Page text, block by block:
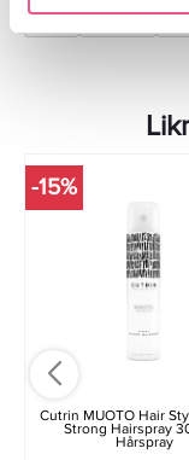
Hår Styling
-15%
Cutrin MUOTO Hair
Strong Hairspray
Hårspray